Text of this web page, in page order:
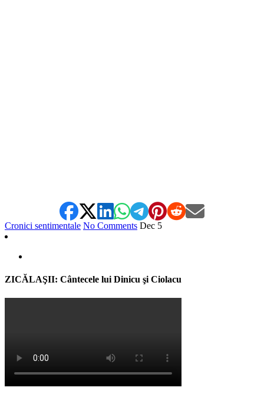
Cronici sentimentale No Comments Dec 5
ZICĂLAŞII: Cântecele lui Dinicu şi Ciolacu